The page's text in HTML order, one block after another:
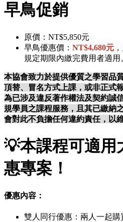
早鳥促銷
原價：NT$5,850元
早鳥優惠價： NT$4,680元
規定期限內繳完費用者適用
本協會致力於提供優質之學習品
頂替、冒名方式上課，或非正式
為已涉及違反著作權法及契約誠
規學員之課程服務，且其已繳納
會對此不負擔任何違約責任，以
💡本課程可適用
惠專案！
優惠內容：
雙人同行優惠：兩人一起購